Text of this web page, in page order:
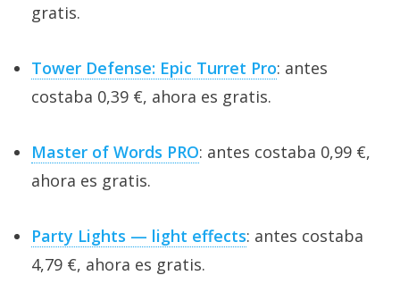
gratis.
Tower Defense: Epic Turret Pro: antes
costaba 0,39 €, ahora es gratis.
Master of Words PRO: antes costaba 0,99 €,
ahora es gratis.
Party Lights — light effects: antes costaba
4,79 €, ahora es gratis.